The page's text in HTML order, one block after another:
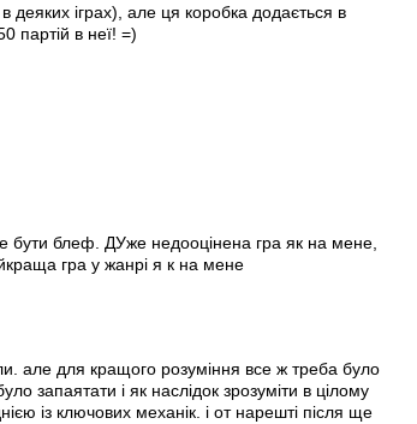
деяких іграх), але ця коробка додається в
партій в неї! =)
бути блеф. ДУже недооцінена гра як на мене,
гра у жанрі я к на мене
але для кращого розуміння все ж треба було
запаятати і як наслідок зрозуміти в цілому
із ключових механік. і от нарешті після ще